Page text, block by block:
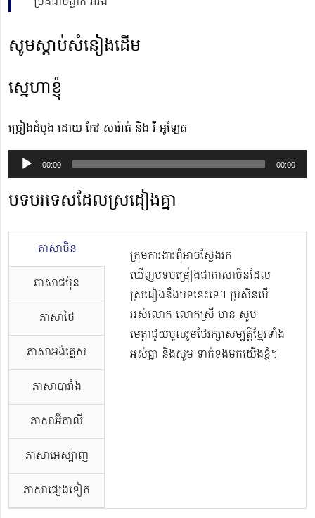
សូមស្ដាប់សំនៀងដើម
ស្នេហាខ្ញុំ
ច្រៀងដំបូង ដោយ កែវ សារ៉ាត់ និង វី អូឡែត
Audio
Player
00:00 00:00
បទបរទេសដែលស្រដៀងគ្នា
ភាសាចិន
ភាសាជប៉ុន
ភាសាថៃ
ភាសាអង់គ្លេស
ភាសាបារាំង
ភាសាអ៊ីតាលី
ភាសាអេស្ប៉ាញ
ភាសាផ្សេងទៀត
ក្រុមការងារពុំអាចស្វែងរក
ឃើញបទចម្រៀងជាភាសាចិនដែល
ស្រដៀងនឹងបទនេះទេ។ ប្រសិនបើ
អស់លោក លោកស្រី មាន សូម
មេត្តាជួយចូលរួមថែរក្សាសម្បត្តិខ្មែរទាំង
អស់គ្នា និងសូម ទាក់ទងមកយើងខ្ញុំ។